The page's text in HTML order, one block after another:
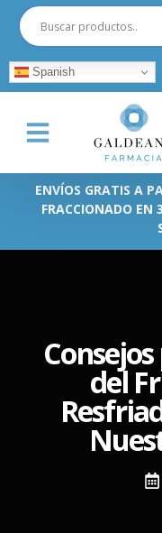
Spanish
ENVÍOS GRATIS A
FRACCIONADO EN
del